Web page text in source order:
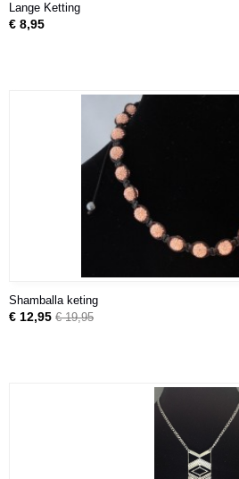
Lange Ketting
€ 8,95
Shamballa keting
€ 12,95 € 19,95